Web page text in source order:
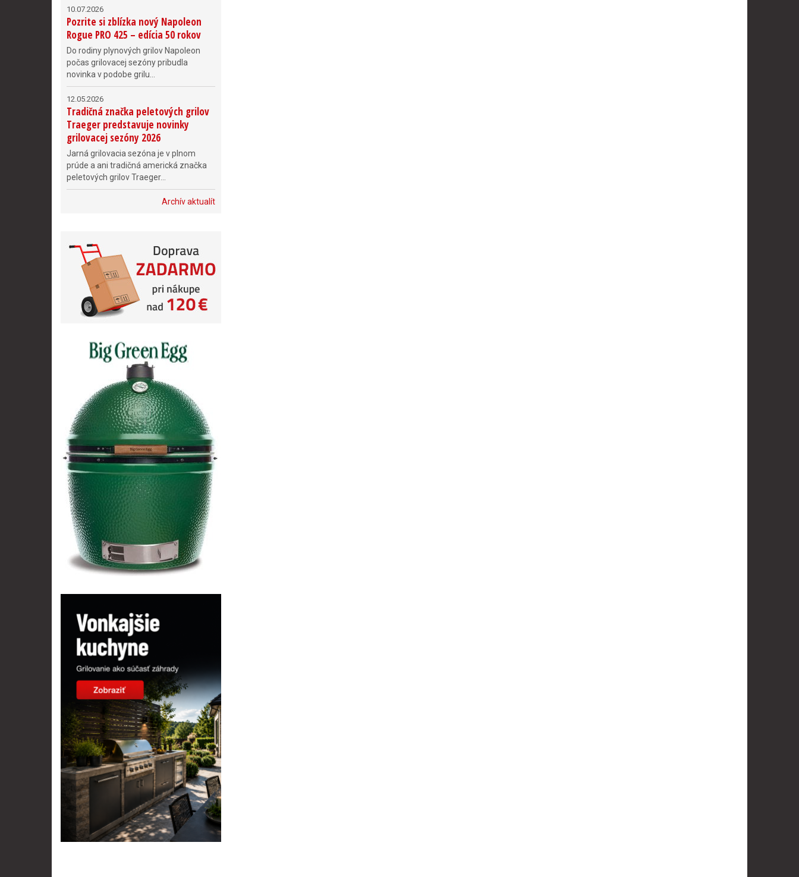
10.07.2026
Pozrite si zblízka nový Napoleon
Rogue PRO 425 – edícia 50 rokov
Do rodiny plynových grilov Napoleon
počas grilovacej sezóny pribudla
novinka v podobe grilu...
12.05.2026
Tradičná značka peletových grilov
Traeger predstavuje novinky
grilovacej sezóny 2026
Jarná grilovacia sezóna je v plnom
prúde a ani tradičná americká značka
peletových grilov Traeger...
Archív aktualít